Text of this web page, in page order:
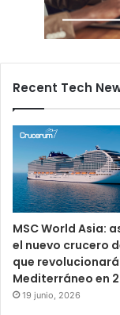
Recent Tech
MSC World Asia:
el nuevo crucero
que revolucionará
Mediterráneo en
19 junio, 2026